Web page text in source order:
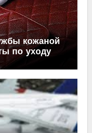
кожаной
по уходу